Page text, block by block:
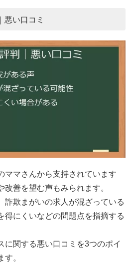
悪い口コミ
ママさんから支持されています
善を望む声もみられます。
詐欺まがいの求人が混ざっている
得にくいなどの問題点を指摘する
に関する悪い口コミを3つのポイ
。